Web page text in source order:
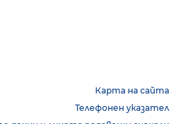
Карта на сайта
Телефонен указател